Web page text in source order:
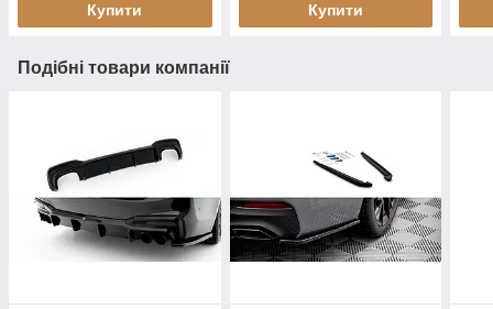
Купити Купити
Подібні товари компанії